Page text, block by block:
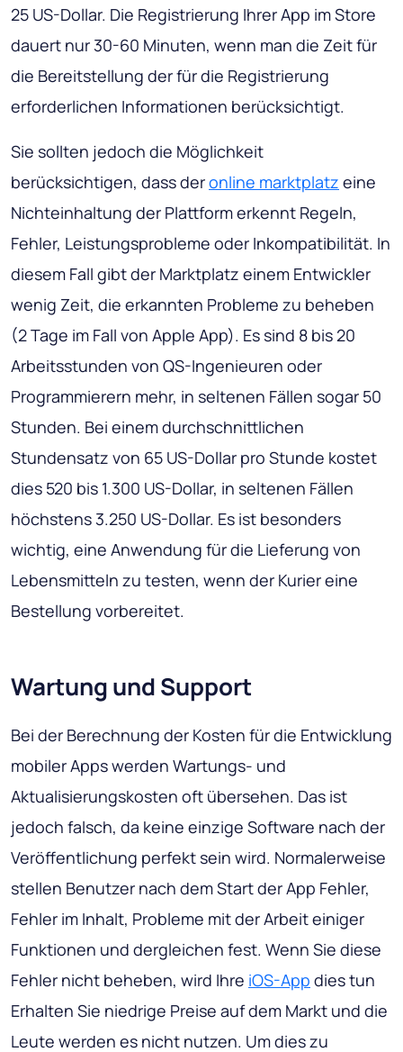
25 US-Dollar. Die Registrierung Ihrer App im Store
dauert nur 30-60 Minuten, wenn man die Zeit für
die Bereitstellung der für die Registrierung
erforderlichen Informationen berücksichtigt.
Sie sollten jedoch die Möglichkeit
berücksichtigen, dass deronline marktplatz eine
Nichteinhaltung der Plattform erkennt Regeln,
Fehler, Leistungsprobleme oder Inkompatibilität. In
diesem Fall gibt der Marktplatz einem Entwickler
wenig Zeit, die erkannten Probleme zu beheben
(2 Tage im Fall von Apple App). Es sind 8 bis 20
Arbeitsstunden von QS-Ingenieuren oder
Programmierern mehr, in seltenen Fällen sogar 50
Stunden. Bei einem durchschnittlichen
Stundensatz von 65 US-Dollar pro Stunde kostet
dies 520 bis 1.300 US-Dollar, in seltenen Fällen
höchstens 3.250 US-Dollar. Es ist besonders
wichtig, eine Anwendung für die Lieferung von
Lebensmitteln zu testen, wenn der Kurier eine
Bestellung vorbereitet.
Wartung und Support
Bei der Berechnung der Kosten für die Entwicklung
mobiler Apps werden Wartungs- und
Aktualisierungskosten oft übersehen. Das ist
jedoch falsch, da keine einzige Software nach der
Veröffentlichung perfekt sein wird. Normalerweise
stellen Benutzer nach dem Start der App Fehler,
Fehler im Inhalt, Probleme mit der Arbeit einiger
Funktionen und dergleichen fest. Wenn Sie diese
Fehler nicht beheben, wird Ihre iOS-App dies tun
Erhalten Sie niedrige Preise auf dem Markt und die
Leute werden es nicht nutzen. Um dies zu